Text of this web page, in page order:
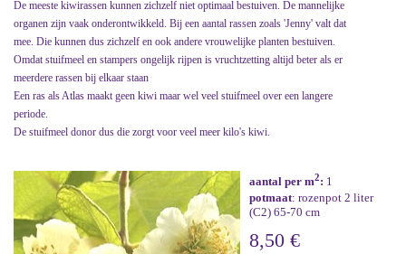
De meeste kiwirassen kunnen zichzelf niet optimaal bestuiven. De mannelijke
organen zijn vaak onderontwikkeld. Bij een aantal rassen zoals 'Jenny' valt dat
mee. Die kunnen dus zichzelf en ook andere vrouwelijke planten bestuiven.
Omdat stuifmeel en stampers ongelijk rijpen is vruchtzetting altijd beter als er
meerdere rassen bij elkaar staan
Een ras als Atlas maakt geen kiwi maar wel veel stuifmeel over een langere
periode.
De stuifmeel donor dus die zorgt voor veel meer kilo's kiwi.
aantal per m2: 1
potmaat: rozenpot 2 liter
(C2) 65-70 cm
8,50 €